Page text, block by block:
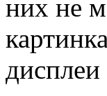
них не